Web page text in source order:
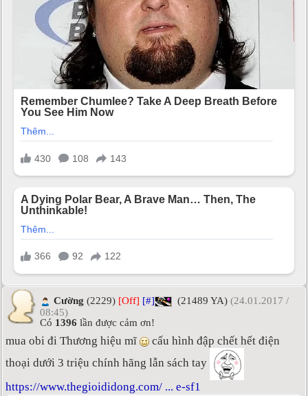
Cường (2229) [Off] [#] (21489 YA) (24.01.2017 /
08:45)
Có 1396 lần được cảm ơn!
mua obi đi Thương hiệu mĩ
cấu hình đập chết hết điện
thoại dưới 3 triệu chính hãng lẫn sách tay
https://www.thegioididong.com/ ... e-sf1